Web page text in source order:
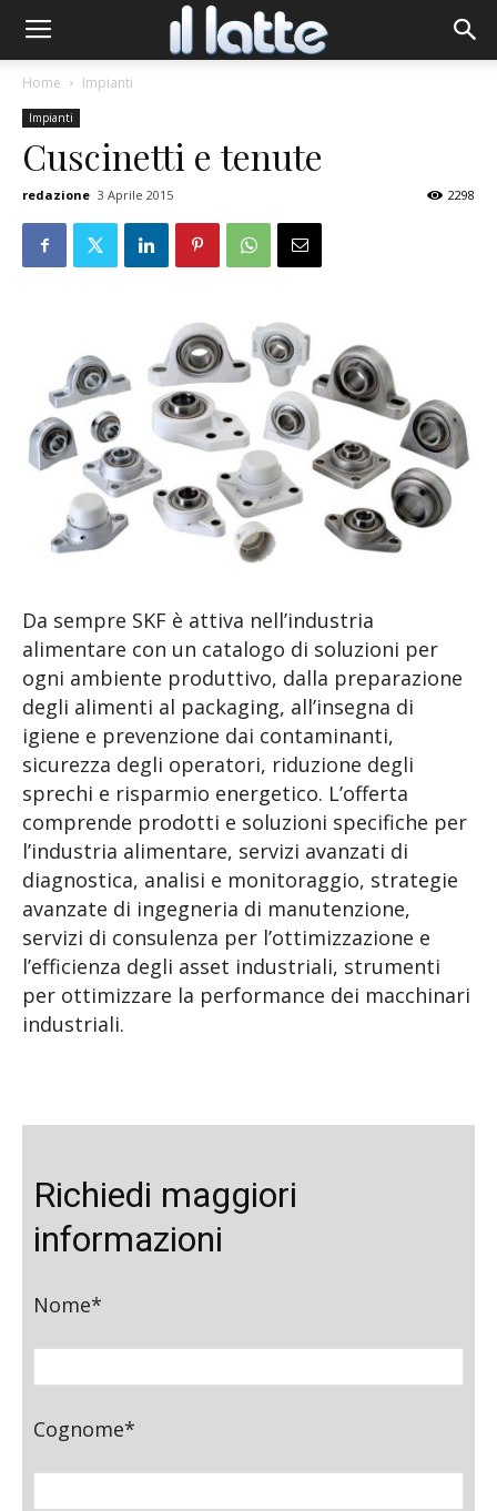
Home Impianti
Impianti
Cuscinetti e tenute
redazione 3 Aprile 2015 2298
Da sempre SKF è attiva nell’industria
alimentare con un catalogo di soluzioni per
ogni ambiente produttivo, dalla preparazione
degli alimenti al packaging, all’insegna di
igiene e prevenzione dai contaminanti,
sicurezza degli operatori, riduzione degli
sprechi e risparmio energetico. L’offerta
comprende prodotti e soluzioni specifiche per
l’industria alimentare, servizi avanzati di
diagnostica, analisi e monitoraggio, strategie
avanzate di ingegneria di manutenzione,
servizi di consulenza per l’ottimizzazione e
l’efficienza degli asset industriali, strumenti
per ottimizzare la performance dei macchinari
industriali.
Richiedi maggiori
informazioni
Nome*
Cognome*